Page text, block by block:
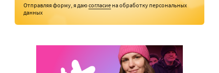
Отправляя форму, я даюсогласие на обработку персональных
данных